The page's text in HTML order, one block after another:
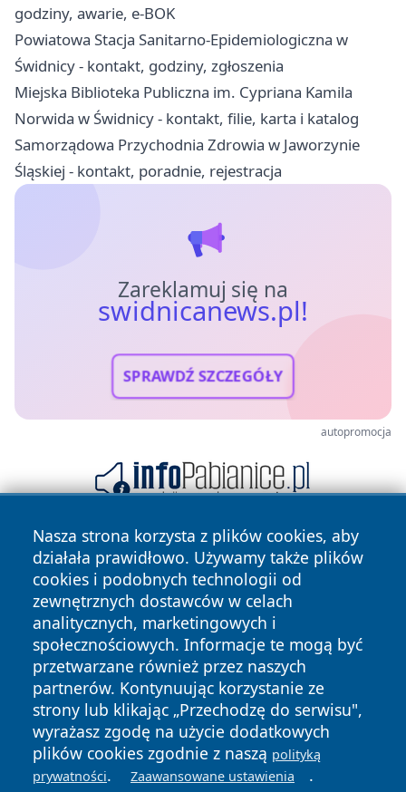
godziny, awarie, e-BOK
Powiatowa Stacja Sanitarno-Epidemiologiczna w
Świdnicy - kontakt, godziny, zgłoszenia
Miejska Biblioteka Publiczna im. Cypriana Kamila
Norwida w Świdnicy - kontakt, filie, karta i katalog
Samorządowa Przychodnia Zdrowia w Jaworzynie
Śląskiej - kontakt, poradnie, rejestracja
Zareklamuj się na
swidnicanews.pl!
SPRAWDŹ SZCZEGÓŁY
autopromocja
Nasza strona korzysta z plików cookies, aby
działała prawidłowo. Używamy także plików
cookies i podobnych technologii od
zewnętrznych dostawców w celach
analitycznych, marketingowych i
społecznościowych. Informacje te mogą być
przetwarzane również przez naszych
partnerów. Kontynuując korzystanie ze
strony lub klikając „Przechodzę do serwisu",
wyrażasz zgodę na użycie dodatkowych
plików cookies zgodnie z naszą polityką
prywatności. Zaawansowane ustawienia .
Copyright © 2026 swidnicanews.pl Wszystkie prawa
zastrzeżone.
News Autorzy
Polityka
Prywatności
Polityka
Cookies